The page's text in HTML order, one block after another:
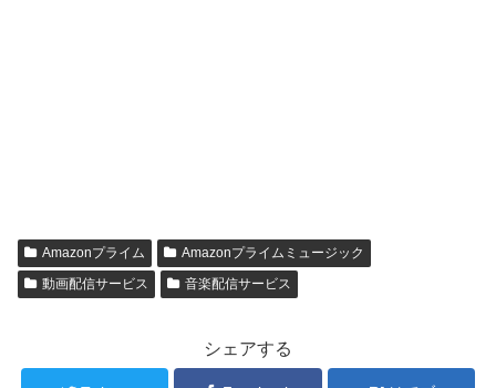
Amazonプライム
Amazonプライムミュージック
動画配信サービス
音楽配信サービス
シェアする